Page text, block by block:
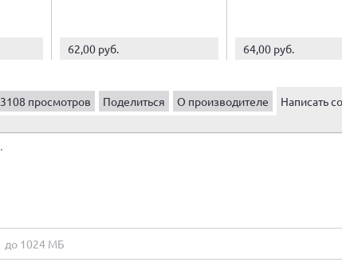
62,00 руб. 64,00 руб.
3108 просмотров Поделиться О производителе Написать
до 1024 МБ